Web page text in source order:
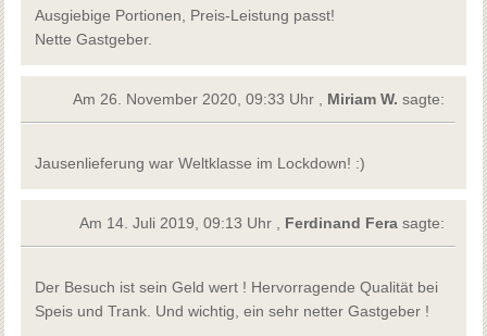
Ausgiebige Portionen, Preis-Leistung passt!
Nette Gastgeber.
Am 26. November 2020, 09:33 Uhr , Miriam W.sagte:
Jausenlieferung war Weltklasse im Lockdown! :)
Am 14. Juli 2019, 09:13 Uhr , Ferdinand Fera sagte:
Der Besuch ist sein Geld wert ! Hervorragende Qualität bei
Speis und Trank. Und wichtig, ein sehr netter Gastgeber !